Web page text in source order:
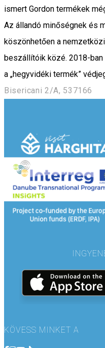
ismert Gordon termékek
Az állandó minőségnek és
köszönhetően a
beszállítóik közé. 2018-
a „hegyvidéki termék”
Bisericani 2/A, 537166
KÖVESS MINKET A